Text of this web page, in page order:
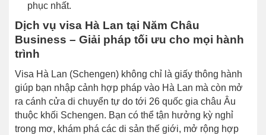
phục nhất.
Dịch vụ visa Hà Lan tại Năm Châu
Business – Giải pháp tối ưu cho mọi hành
trình
Visa Hà Lan (Schengen) không chỉ là giấy thông hành
giúp bạn nhập cảnh hợp pháp vào Hà Lan mà còn mở
ra cánh cửa di chuyển tự do tới 26 quốc gia châu Âu
thuộc khối Schengen. Bạn có thể tận hưởng kỳ nghỉ
trong mơ, khám phá các di sản thế giới, mở rộng hợp